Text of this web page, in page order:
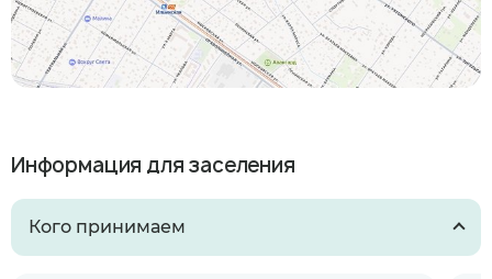
Информация для заселения
Кого принимаем